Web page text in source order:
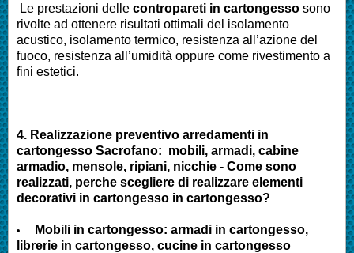
Le prestazioni delle contropareti in cartongesso sono
rivolte ad ottenere risultati ottimali del isolamento
acustico, isolamento termico, resistenza all’azione del
fuoco, resistenza all’umidità oppure come rivestimento a
fini estetici.
4. Realizzazione preventivo arredamenti in
cartongesso Sacrofano: mobili, armadi, cabine
armadio, mensole, ripiani, nicchie - Come sono
realizzati, perche scegliere di realizzare elementi
decorativi in cartongesso in cartongesso?
Mobili in cartongesso: armadi in cartongesso,
librerie in cartongesso, cucine in cartongesso